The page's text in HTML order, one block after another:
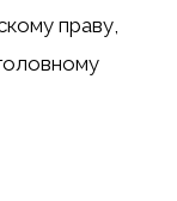
праву,